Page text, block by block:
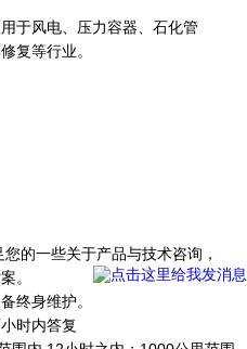
于风电、压力容器、石化管
复等行业。
的一些关于产品与技术咨询，
。
终身维护。
时内答复